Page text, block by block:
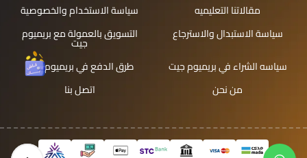
مقالاتنا التعليميه
سياسة الاستخدام والخصوصية
سياسة الاستبدال والاسترجاع
التسويق بالعمولة مع بريميوم
جيت
سياسه الشراء في بريميوم جيت
طرق الدفع في بريميوم جيت
من نحن
اتصل بنا